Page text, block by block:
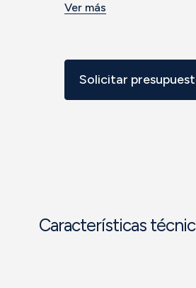
Ver más
Solicitar
Características